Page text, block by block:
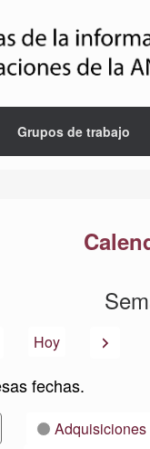
Grupos de trabajo
AnteriorHoy Siguiente
fechas.
Adquisiciones